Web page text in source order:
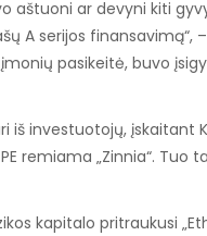
aštuoni ar devyni kiti
A serijos finansavimą“,
pasikeitė, buvo
iš investuotojų,
remiama „Zinnia“.
kapitalo pritraukusi